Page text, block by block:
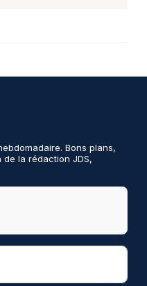
Bons plans,
la rédaction JDS,